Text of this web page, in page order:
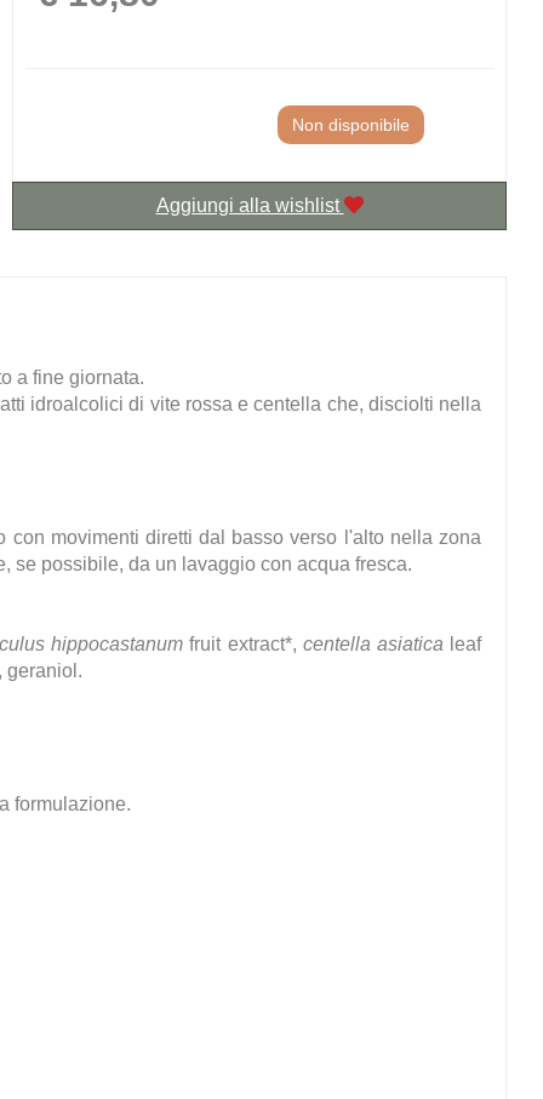
Non disponibile
Aggiungi alla wishlist
a fine giornata.
idroalcolici di vite rossa e centella che, disciolti nella
movimenti diretti dal basso verso l'alto nella zona
se possibile, da un lavaggio con acqua fresca.
hippocastanum fruit extract*, centella asiatica leaf
geraniol.
formulazione.